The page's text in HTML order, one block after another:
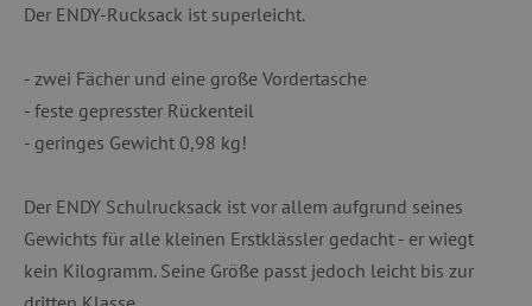
Der ENDY-Rucksack ist superleicht.
- zwei Fächer und eine große Vordertasche
- feste gepresster Rückenteil
- geringes Gewicht 0,98 kg!
Der ENDY Schulrucksack ist vor allem aufgrund seines
Gewichts für alle kleinen Erstklässler gedacht - er wiegt
kein Kilogramm. Seine Größe passt jedoch leicht bis zur